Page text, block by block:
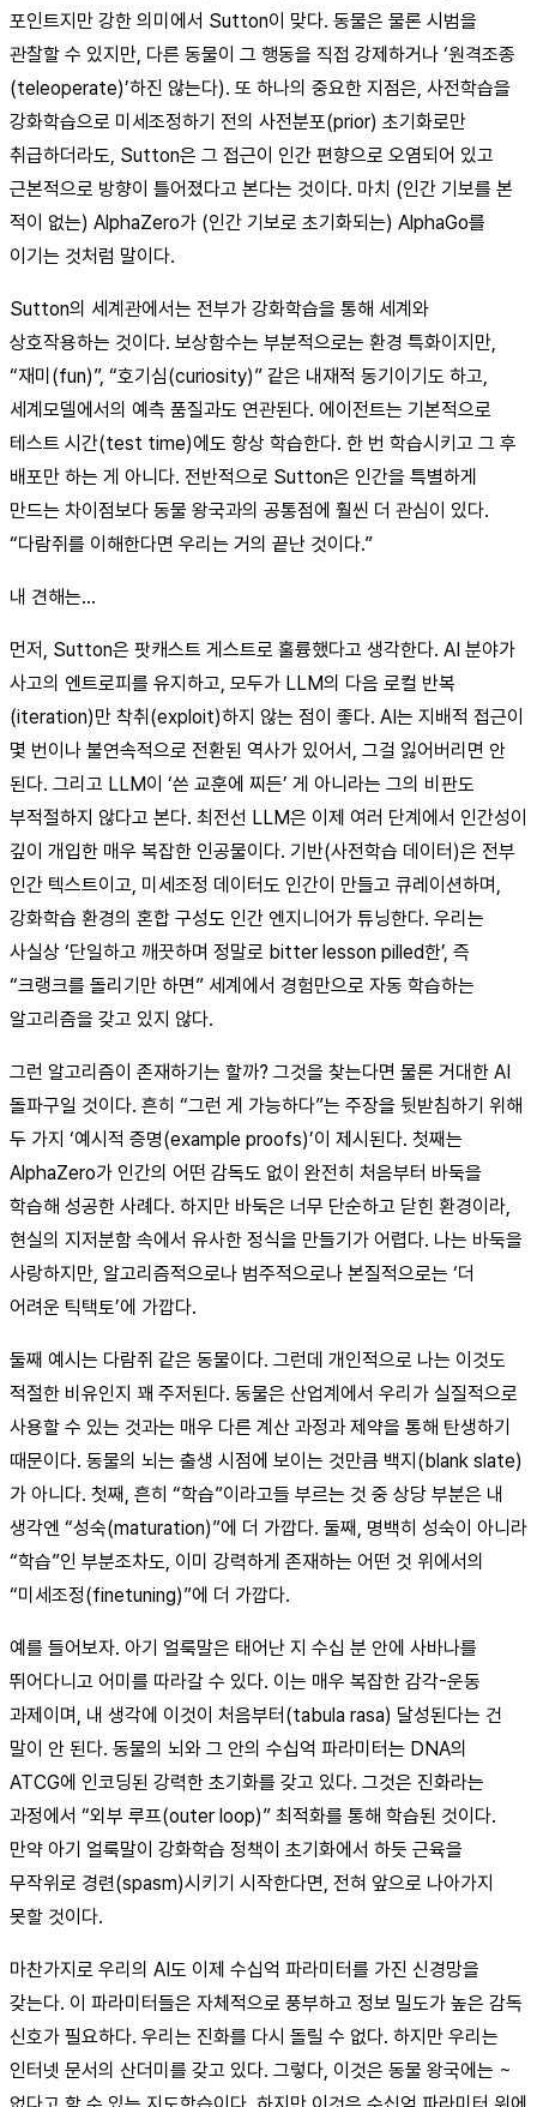
포인트지만 강한 의미에서 Sutton이 맞다. 동물은 물론 시범을
관찰할 수 있지만, 다른 동물이 그 행동을 직접 강제하거나 ‘원격조종
(teleoperate)’하진 않는다). 또 하나의 중요한 지점은, 사전학습을
강화학습으로 미세조정하기 전의 사전분포(prior) 초기화로만
취급하더라도, Sutton은 그 접근이 인간 편향으로 오염되어 있고
근본적으로 방향이 틀어졌다고 본다는 것이다. 마치 (인간 기보를 본
적이 없는) AlphaZero가 (인간 기보로 초기화되는) AlphaGo를
이기는 것처럼 말이다.
Sutton의 세계관에서는 전부가 강화학습을 통해 세계와
상호작용하는 것이다. 보상함수는 부분적으로는 환경 특화이지만,
“재미(fun)”, “호기심(curiosity)” 같은 내재적 동기이기도 하고,
세계모델에서의 예측 품질과도 연관된다. 에이전트는 기본적으로
테스트 시간(test time)에도 항상 학습한다. 한 번 학습시키고 그 후
배포만 하는 게 아니다. 전반적으로 Sutton은 인간을 특별하게
만드는 차이점보다 동물 왕국과의 공통점에 훨씬 더 관심이 있다.
“다람쥐를 이해한다면 우리는 거의 끝난 것이다.”
내 견해는…
먼저, Sutton은 팟캐스트 게스트로 훌륭했다고 생각한다. AI 분야가
사고의 엔트로피를 유지하고, 모두가 LLM의 다음 로컬 반복
(iteration)만 착취(exploit)하지 않는 점이 좋다. AI는 지배적 접근이
몇 번이나 불연속적으로 전환된 역사가 있어서, 그걸 잃어버리면 안
된다. 그리고 LLM이 ‘쓴 교훈에 찌든’ 게 아니라는 그의 비판도
부적절하지 않다고 본다. 최전선 LLM은 이제 여러 단계에서 인간성이
깊이 개입한 매우 복잡한 인공물이다. 기반(사전학습 데이터)은 전부
인간 텍스트이고, 미세조정 데이터도 인간이 만들고 큐레이션하며,
강화학습 환경의 혼합 구성도 인간 엔지니어가 튜닝한다. 우리는
사실상 ‘단일하고 깨끗하며 정말로 bitter lesson pilled한’, 즉
“크랭크를 돌리기만 하면” 세계에서 경험만으로 자동 학습하는
알고리즘을 갖고 있지 않다.
그런 알고리즘이 존재하기는 할까? 그것을 찾는다면 물론 거대한 AI
돌파구일 것이다. 흔히 “그런 게 가능하다”는 주장을 뒷받침하기 위해
두 가지 ‘예시적 증명(example proofs)’이 제시된다. 첫째는
AlphaZero가 인간의 어떤 감독도 없이 완전히 처음부터 바둑을
학습해 성공한 사례다. 하지만 바둑은 너무 단순하고 닫힌 환경이라,
현실의 지저분함 속에서 유사한 정식을 만들기가 어렵다. 나는 바둑을
사랑하지만, 알고리즘적으로나 범주적으로나 본질적으로는 ‘더
어려운 틱택토’에 가깝다.
둘째 예시는 다람쥐 같은 동물이다. 그런데 개인적으로 나는 이것도
적절한 비유인지 꽤 주저된다. 동물은 산업계에서 우리가 실질적으로
사용할 수 있는 것과는 매우 다른 계산 과정과 제약을 통해 탄생하기
때문이다. 동물의 뇌는 출생 시점에 보이는 것만큼 백지(blank slate)
가 아니다. 첫째, 흔히 “학습”이라고들 부르는 것 중 상당 부분은 내
생각엔 “성숙(maturation)”에 더 가깝다. 둘째, 명백히 성숙이 아니라
“학습”인 부분조차도, 이미 강력하게 존재하는 어떤 것 위에서의
“미세조정(finetuning)”에 더 가깝다.
예를 들어보자. 아기 얼룩말은 태어난 지 수십 분 안에 사바나를
뛰어다니고 어미를 따라갈 수 있다. 이는 매우 복잡한 감각-운동
과제이며, 내 생각에 이것이 처음부터(tabula rasa) 달성된다는 건
말이 안 된다. 동물의 뇌와 그 안의 수십억 파라미터는 DNA의
ATCG에 인코딩된 강력한 초기화를 갖고 있다. 그것은 진화라는
과정에서 “외부 루프(outer loop)” 최적화를 통해 학습된 것이다.
만약 아기 얼룩말이 강화학습 정책이 초기화에서 하듯 근육을
무작위로 경련(spasm)시키기 시작한다면, 전혀 앞으로 나아가지
못할 것이다.
마찬가지로 우리의 AI도 이제 수십억 파라미터를 가진 신경망을
갖는다. 이 파라미터들은 자체적으로 풍부하고 정보 밀도가 높은 감독
신호가 필요하다. 우리는 진화를 다시 돌릴 수 없다. 하지만 우리는
인터넷 문서의 산더미를 갖고 있다. 그렇다, 이것은 동물 왕국에는 ~